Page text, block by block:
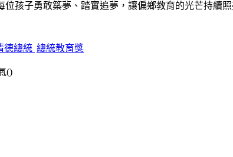
孩子勇敢築夢、踏實追夢，讓偏鄉教育的光芒持續
德總統 總統教育獎
()